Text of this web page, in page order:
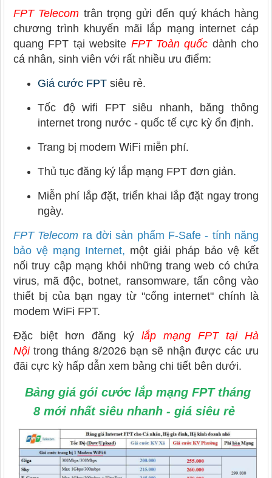
FPT Telecom trân trọng gửi đến quý khách hàng
chương trình khuyến mãi lắp mạng internet cáp
quang FPT tại website FPT Toàn quốc dành cho
cá nhân, sinh viên với rất nhiều ưu điểm:
Giá cước FPT siêu rẻ.
Tốc độ wifi FPT siêu nhanh, băng thông
internet trong nước - quốc tế cực kỳ ổn định.
Trang bị modem WiFi miễn phí.
Thủ tục đăng ký lắp mạng FPT đơn giản.
Miễn phí lắp đặt, triển khai lắp đặt ngay trong
ngày.
FPT Telecom ra đời sản phẩm F-Safe - tính năng
bảo vệ mạng Internet, một giải pháp bảo vệ kết
nối truy cập mạng khỏi những trang web có chứa
virus, mã độc, botnet, ransomware, tấn công vào
thiết bị của bạn ngay từ "cổng internet" chính là
modem WiFi FPT.
Đặc biệt hơn đăng ký lắp mạng FPT tại Hà
Nộitrong tháng 8/2026 bạn sẽ nhận được các ưu
đãi cực kỳ hấp dẫn xem bảng chi tiết bên dưới.
Bảng giá gói cước lắp mạng FPT tháng
8 mới nhất siêu nhanh - giá siêu rẻ